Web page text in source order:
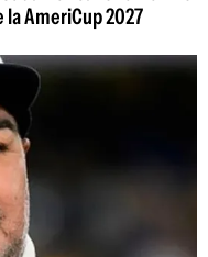
AmeriCup 2027